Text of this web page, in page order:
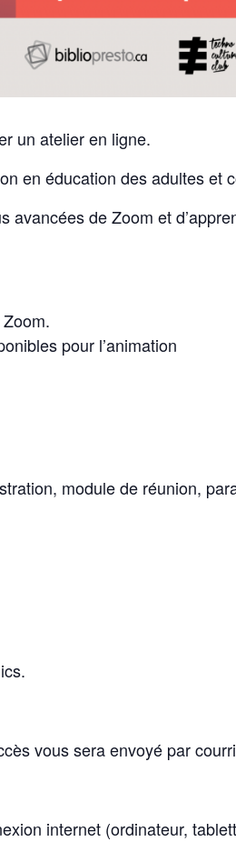
un atelier en ligne.
en éducation des adultes
avancées de Zoom et
pour l’animation
module de réunion,
vous sera envoyé par
internet (ordinateur,